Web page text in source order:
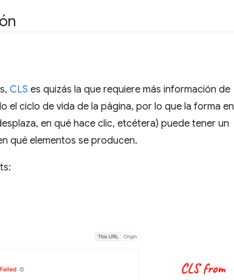
CLS es quizás la que requiere más información de
el ciclo de vida de la página, por lo que la forma en
en qué hace clic, etcétera) puede tener un
qué elementos se producen.